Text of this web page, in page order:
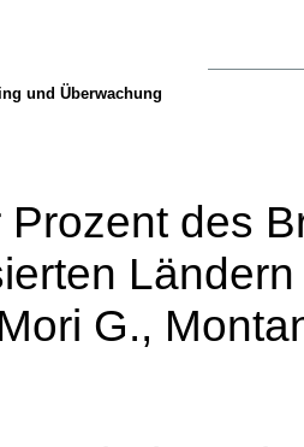
und Überwachung
Prozent des
G.,